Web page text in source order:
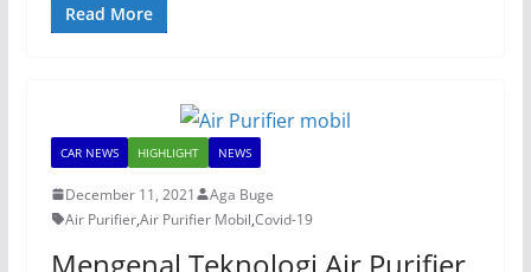
Read More
CAR NEWS HIGHLIGHT NEWS
December 11, 2021
Aga Buge
Air Purifier,Air Purifier Mobil,Covid-19
Mengenal Teknologi Air Purifier